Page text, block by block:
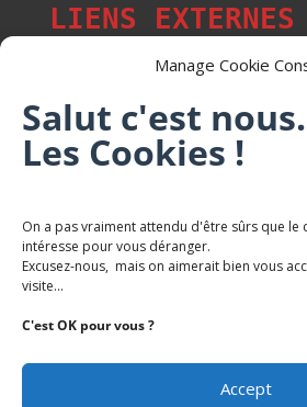
Manage Cookie
Salut c'est
Les Cookies !
On a pas vraiment attendu d'être sûrs que le
intéresse pour vous déranger.
Excusez-nous, mais on aimerait bien vous
visite...
C'est OK pour vous ?
Accept
LIENS EXTERNES
Les p'tits citoyens de Mont-
Trail Saintmartinois Daniel FEITE
Karaté Mont Saint Martin